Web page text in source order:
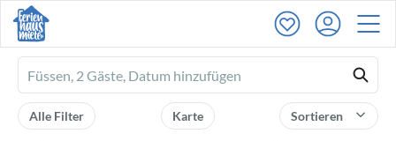
Ferienhausmiete
logo
Sortieren
Karte
Alle Filter